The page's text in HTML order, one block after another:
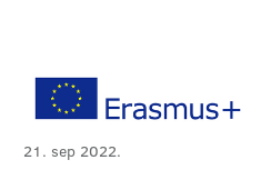
21. sep 2022.